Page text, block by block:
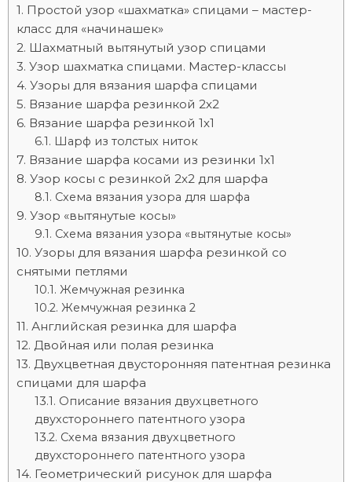
Простой узор «шахматка» спицами – мастер-
класс для «начинашек»
Шахматный вытянутый узор спицами
Узор шахматка спицами. Мастер-классы
Узоры для вязания шарфа спицами
Вязание шарфа резинкой 2х2
Вязание шарфа резинкой 1х1
Шарф из толстых ниток
Вязание шарфа косами из резинки 1х1
Узор косы с резинкой 2х2 для шарфа
Схема вязания узора для шарфа
Узор «вытянутые косы»
Схема вязания узора «вытянутые косы»
Узоры для вязания шарфа резинкой со
снятыми петлями
Жемчужная резинка
Жемчужная резинка 2
Английская резинка для шарфа
Двойная или полая резинка
Двухцветная двусторонняя патентная резинка
спицами для шарфа
Описание вязания двухцветного
двухстороннего патентного узора
Схема вязания двухцветного
двухстороннего патентного узора
Геометрический рисунок для шарфа